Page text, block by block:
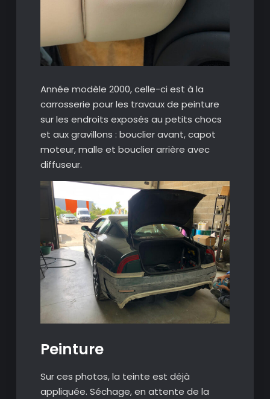
Année modèle 2000, celle-ci est à la
carrosserie pour les travaux de peinture
sur les endroits exposés au petits chocs
et aux gravillons : bouclier avant, capot
moteur, malle et bouclier arrière avec
diffuseur.
Peinture
Sur ces photos, la teinte est déjà
appliquée. Séchage, en attente de la